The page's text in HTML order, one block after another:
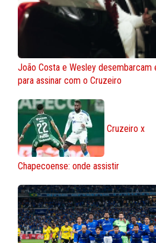
João Costa e Wesley desembarcam
para assinar com o Cruzeiro
Cruzeiro x
Chapecoense: onde assistir